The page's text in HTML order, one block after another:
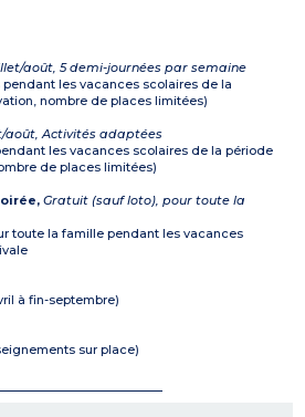
août, 5 demi-journées par semaine
pendant les vacances scolaires de la
nombre de places limitées)
août, Activités adaptées
les vacances scolaires de la période
de places limitées)
Gratuit (sauf loto), pour toute la
toute la famille pendant les vacances
à fin-septembre)
sur place)